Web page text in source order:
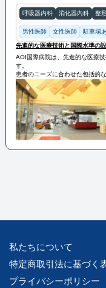
呼吸器内科 消化器内科 整
男性医師 女性医師 駐車場
先進的な医療技術と国際水準の
AOI国際病院は、先進的な医療
す。
患者のニーズに合わせた包括的
す。
患者の安全と快適さを最優先に
AOI国際病院は、地域の医療ニ
サービスを提供しています。
私たちについて
特定商取引法に基づく
プライバシーポリシー